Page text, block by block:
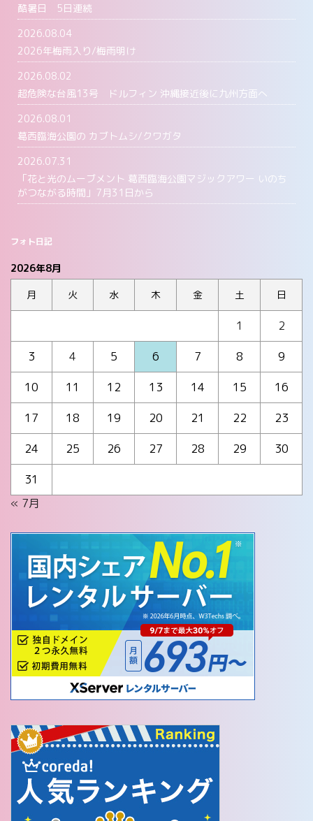
酷暑日 5日連続
2026.08.04
2026年梅雨入り/梅雨明け
2026.08.02
超危険な台風13号 ドルフィン 沖縄接近後に九州方面へ
2026.08.01
葛西臨海公園の カブトムシ/クワガタ
2026.07.31
「花と光のムーブメント 葛西臨海公園マジックアワー いのち
がつながる時間」7月31日から
フォト日記
2026年8月
月
火 水 木 金 土 日
1
2
3
4 5 6 7 8
9
10
11 12 13 14 15
16
17
18 19 20 21 22
23
24
25 26 27 28 29
30
31
« 7月